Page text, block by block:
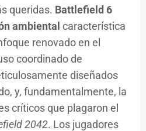
queridas. Battlefield 6
ambiental característica
renovado en el
coordinado de
diseñados
y, fundamentalmente, la
críticos que plagaron el
2042. Los jugadores